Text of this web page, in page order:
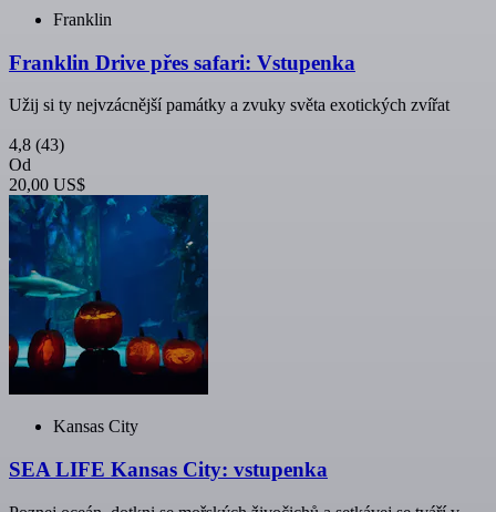
Franklin
Franklin Drive přes safari: Vstupenka
Užij si ty nejvzácnější památky a zvuky světa exotických zvířat
4,8 (43)
Od
20,00 US$
Kansas City
SEA LIFE Kansas City: vstupenka